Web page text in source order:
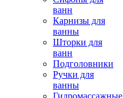
ванн
Карнизы для
ванны
Шторки для
ванн
Подголовники
Ручки для
ванны
Гидромассажные